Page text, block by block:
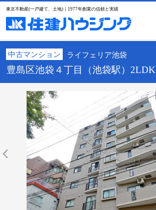
東京不動産(一戸建て、土地)｜1977年創業の信頼と実績
中古マンション ライフェリア池袋
豊島区池袋４丁目（池袋駅）2LDK